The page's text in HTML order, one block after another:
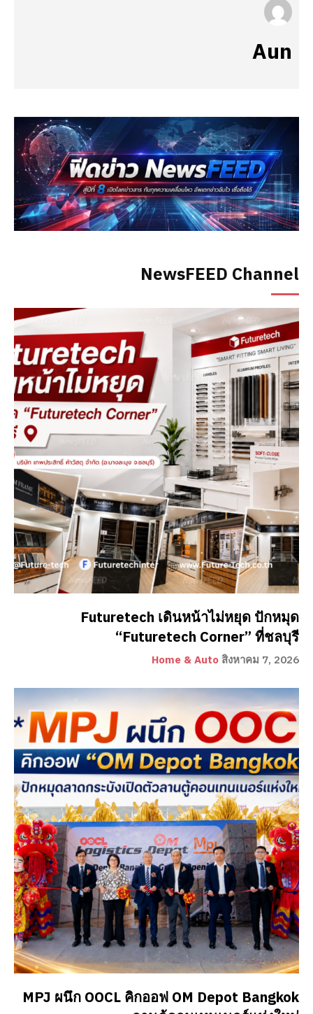
NewsFEED Channel
Futuretech เดินหน้าไม่หยุด ปักหมุด
“Futuretech Corner” ที่ชลบุรี
Home & Auto สิงหาคม 7, 2026
MPJ ผนึก OOCL คิกออฟ OM Depot Bangkok
Aun